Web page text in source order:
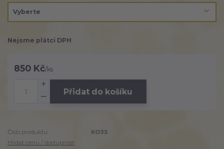
Nejsme plátci DPH
850 Kč/ks
Přidat do košíku
Číslo produktu:
KO35
Hlídat cenu / dostupnost